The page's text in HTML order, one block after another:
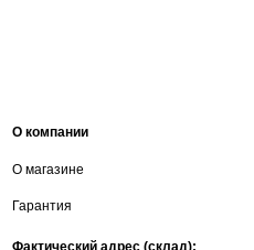
О компании
О магазине
Гарантия
Фактический адрес (склад):